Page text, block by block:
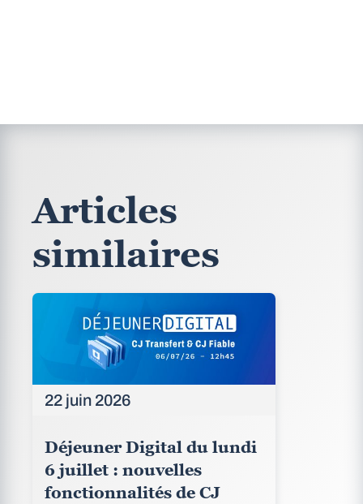
Articles
similaires
22 juin 2026
Déjeuner Digital du lundi
6 juillet : nouvelles
fonctionnalités de CJ